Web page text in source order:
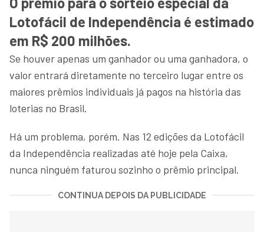
Lotofácil de Independência é estimado
em R$ 200 milhões.
Se houver apenas um ganhador ou uma ganhadora, o
valor entrará diretamente no terceiro lugar entre os
maiores prêmios individuais já pagos na história das
loterias no Brasil.
Há um problema, porém. Nas 12 edições da Lotofácil
da Independência realizadas até hoje pela Caixa,
nunca ninguém faturou sozinho o prêmio principal.
CONTINUA DEPOIS DA PUBLICIDADE